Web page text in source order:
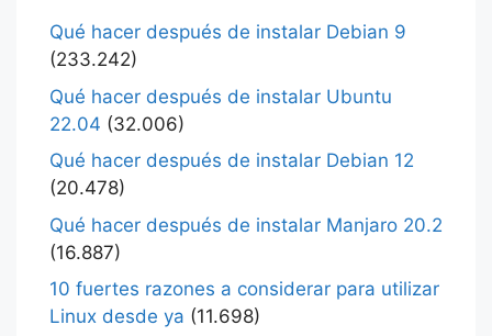
Qué hacer después de instalar Debian 9
(233.242)
Qué hacer después de instalar Ubuntu
22.04 (32.006)
Qué hacer después de instalar Debian 12
(20.478)
Qué hacer después de instalar Manjaro 20.2
(16.887)
10 fuertes razones a considerar para utilizar
Linux desde ya (11.698)